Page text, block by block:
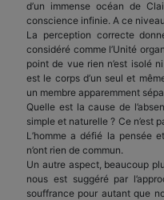
d’un immense océan de
conscience infinie. A ce
La perception correcte
considéré comme l’Unité
point de vue rien n’est isolé
est le corps d’un seul et
un membre apparemment
Quelle est la cause de
simple et naturelle ? Ce n’est
L’homme a défié la pensée
n’ont rien de commun.
Un autre aspect, beaucoup
nous est suggéré par
souffrance pour autant que